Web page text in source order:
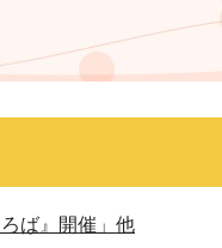
ば』開催」他